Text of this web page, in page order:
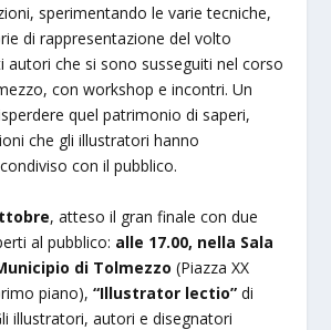
sperimentando le varie tecniche,
di rappresentazione del volto
autori che si sono susseguiti nel corso
con workshop e incontri. Un
quel patrimonio di saperi,
che gli illustratori hanno
con il pubblico.
, atteso il gran finale con due
al pubblico: alle 17.00, nella Sala
di Tolmezzo (Piazza XX
piano),“Illustrator lectio” di
illustratori, autori e disegnatori